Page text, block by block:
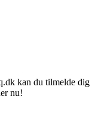
kan du tilmelde dig
nu!